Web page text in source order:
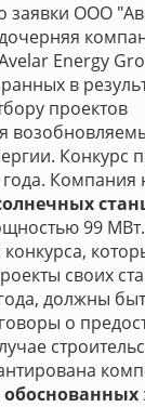
заявки ООО
Energy
в
проектов
Конкурс
года. Компания
99
своих
должны
о
обоснованных